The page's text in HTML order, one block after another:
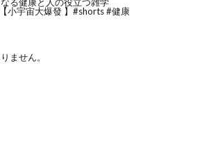
小宇宙大爆發 】#shorts #健康
ません。